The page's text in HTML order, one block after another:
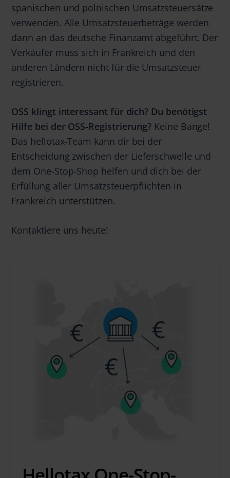
spanischen und polnischen Umsatzsteuersätze
verwenden. Alle Umsatzsteuerbeträge werden
dann an das deutsche Finanzamt abgeführt. Der
Verkäufer muss sich in Frankreich und den
anderen Ländern nicht für die Umsatzsteuer
registrieren.
OSS klingt interessant für dich? Du benötigst
Hilfe bei der OSS-Registrierung? Keine Bange!
Das hellotax-Team kann dir bei der
Entscheidung zwischen der Lieferschwelle und
dem One-Stop-Shop helfen und dich bei der
Erfüllung aller Umsatzsteuerpflichten in
Frankreich unterstützen.
Kontaktiere uns heute!